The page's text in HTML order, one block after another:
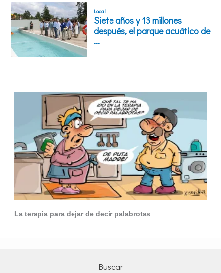
La terapia para dejar de decir palabrotas
Buscar